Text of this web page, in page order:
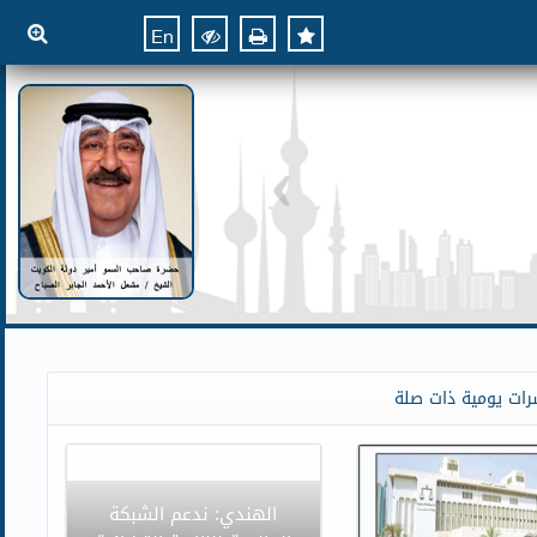
En
يومية ذات صلة
الهندي: ندعم الشبكة